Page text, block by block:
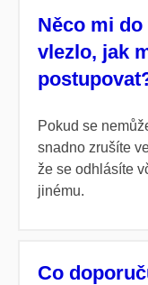
Něco mi do
vlezlo, jak
Pokud se
snadno zrušíte
že se odhlásíte
jinému.
Co